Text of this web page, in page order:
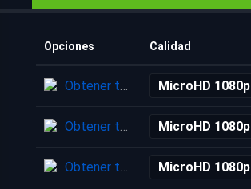
Opciones Calidad
Obtener torrent MicroHD 1080p
Obtener torrent MicroHD 1080p
Obtener torrent MicroHD 1080p